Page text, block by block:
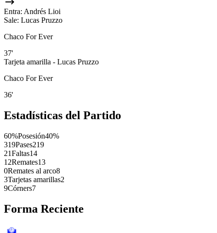
Entra: Andrés Lioi
Sale: Lucas Pruzzo
Chaco For Ever
37'
Tarjeta amarilla - Lucas Pruzzo
Chaco For Ever
36'
Estadísticas del Partido
60%Posesión40%
319Pases219
21Faltas14
12Remates13
0Remates al arco8
3Tarjetas amarillas2
9Córners7
Forma Reciente